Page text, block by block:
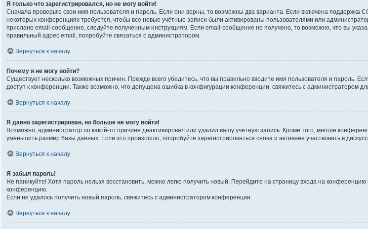
Я только что зарегистрировался, но не могу войти!
Сначала проверьте свои имя пользователя и пароль. Если они верны, то возможны два варианта. Если включена поддержка
некоторых конференциях требуется, чтобы все новые учётные записи были активированы пользователями или
прислано email-сообщение, следуйте полученным инструкциям. Если email-сообщение не получено, то возможно, что вы
правильный адрес email, попробуйте связаться с администратором.
Вернуться к началу
Почему я не могу войти?
Существует несколько возможных причин. Прежде всего убедитесь, что вы правильно вводите имя пользователя и пароль.
доступ к конференции. Также возможно, что допущена ошибка в конфигурации конференции, свяжитесь с администратором
Вернуться к началу
Я давно зарегистрирован, но больше не могу войти!
Возможно, администратор по какой-то причине деактивировал или удалил вашу учётную запись. Кроме того, многие
уменьшить размер базы данных. Если это произошло, попробуйте зарегистрироваться снова и активнее участвовать в
Вернуться к началу
Я забыл пароль!
Не паникуйте! Хотя пароль нельзя восстановить, можно легко получить новый. Перейдите на страницу входа на
конференцию.
Если не удалось получить новый пароль, свяжитесь с администратором конференции.
Вернуться к началу